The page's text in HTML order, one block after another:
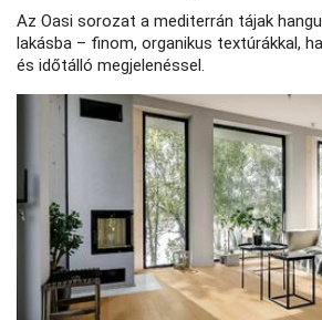
Az Oasi sorozat a mediterrán tájak
lakásba – finom, organikus textúrákkal,
és időtálló megjelenéssel.